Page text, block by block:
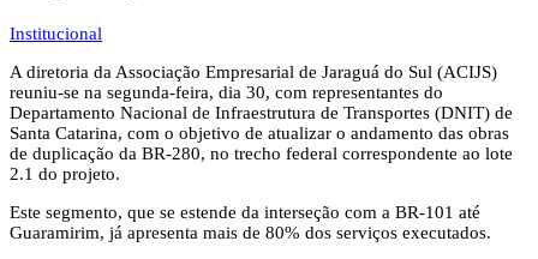
Institucional
A diretoria da Associação Empresarial de Jaraguá do Sul (ACIJS)
reuniu-se na segunda-feira, dia 30, com representantes do
Departamento Nacional de Infraestrutura de Transportes (DNIT) de
Santa Catarina, com o objetivo de atualizar o andamento das obras
de duplicação da BR-280, no trecho federal correspondente ao lote
2.1 do projeto.
Este segmento, que se estende da interseção com a BR-101 até
Guaramirim, já apresenta mais de 80% dos serviços executados.